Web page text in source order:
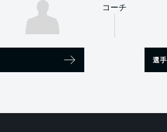
コーチ
選手